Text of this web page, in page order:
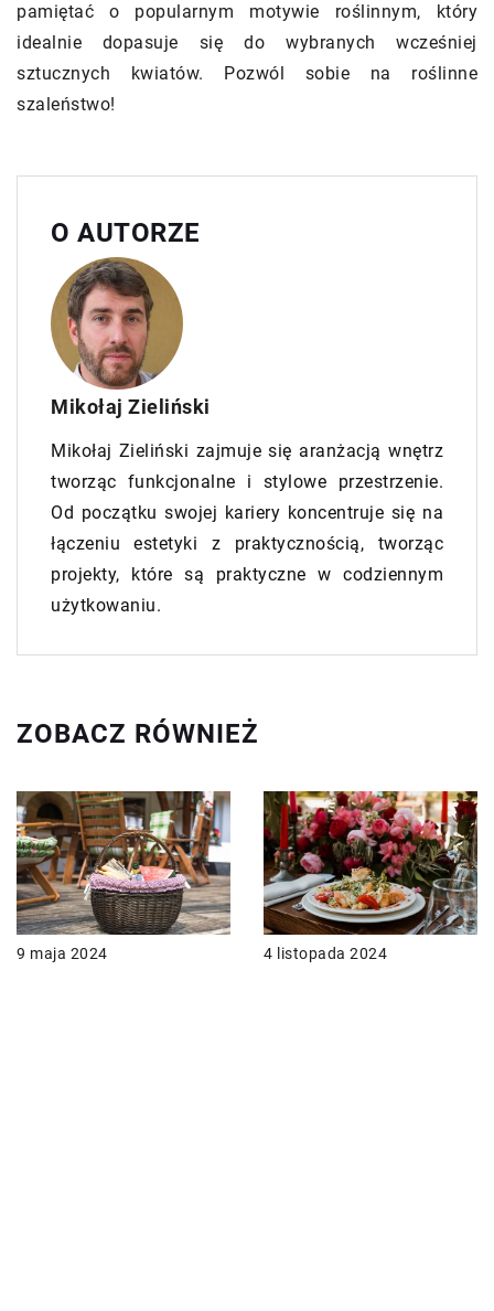
pamiętać o popularnym motywie roślinnym, który
idealnie dopasuje się do wybranych wcześniej
sztucznych kwiatów. Pozwól sobie na roślinne
szaleństwo!
O AUTORZE
Mikołaj Zieliński
Mikołaj Zieliński zajmuje się aranżacją wnętrz
tworząc funkcjonalne i stylowe przestrzenie.
Od początku swojej kariery koncentruje się na
łączeniu estetyki z praktycznością, tworząc
projekty, które są praktyczne w codziennym
użytkowaniu.
ZOBACZ RÓWNIEŻ
9 maja 2024 4 listopada 2024